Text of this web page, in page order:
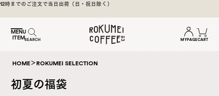
MENU
ITEMSEARCH
煎
日
本
一
奈
の
MYPAGECART
12時までのご注文で当日出荷（日・祝日除く）
HOME＞ROKUMEI SELECTION
初夏の福袋